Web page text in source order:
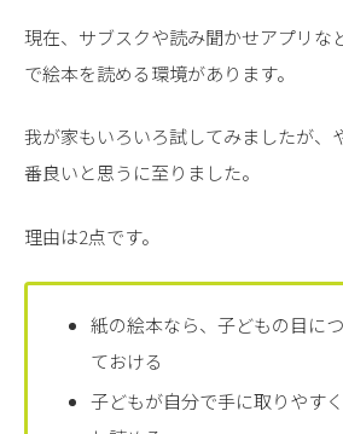
現在、サブスクや読み聞かせアプリな
で絵本を読める環境があります。
我が家もいろいろ試してみましたが、
番良いと思うに至りました。
理由は2点です。
紙の絵本なら、子どもの目に
ておける
子どもが自分で手に取りやす